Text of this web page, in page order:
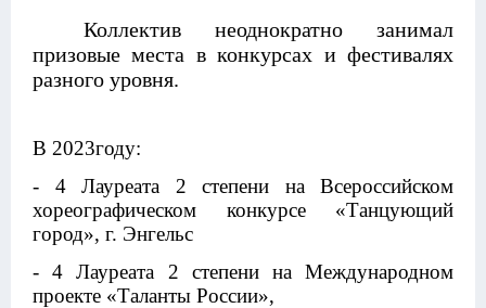
Коллектив неоднократно занимал
призовые места в конкурсах и фестивалях
разного уровня.
В 2023году:
- 4 Лауреата 2 степени на Всероссийском
хореографическом конкурсе «Танцующий
город», г. Энгельс
- 4 Лауреата 2 степени на Международном
проекте «Таланты России»,